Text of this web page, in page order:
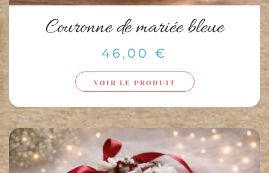
Couronne de mariée bleue
46,00 €
VOIR LE PRODUIT